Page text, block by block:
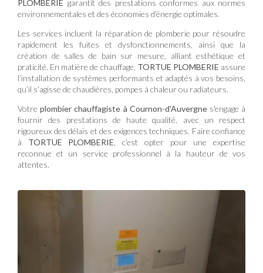
PLOMBERIE garantit des prestations conformes aux normes
environnementales et des économies d’énergie optimales.
Les services incluent la réparation de plomberie pour résoudre
rapidement les fuites et dysfonctionnements, ainsi que la
création de salles de bain sur mesure, alliant esthétique et
praticité. En matière de chauffage, TORTUE PLOMBERIE assure
l’installation de systèmes performants et adaptés à vos besoins,
qu’il s’agisse de chaudières, pompes à chaleur ou radiateurs.
Votreplombier chauffagiste à Cournon-d'Auvergnes'engage à
fournir des prestations de haute qualité, avec un respect
rigoureux des délais et des exigences techniques. Faire confiance
à TORTUE PLOMBERIE , c’est opter pour une expertise
reconnue et un service professionnel à la hauteur de vos
attentes.